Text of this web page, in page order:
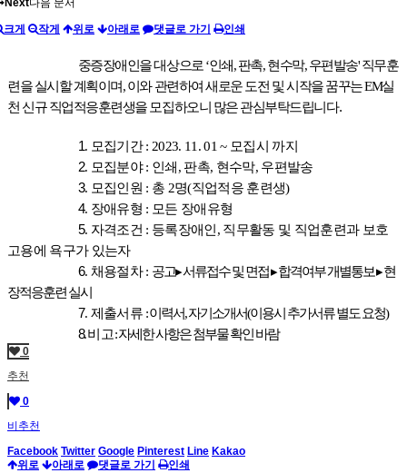
Next다음 문서
크게 작게 위로 아래로 댓글로 가기 인쇄
중증장애인을 대상으로 ‘인쇄,판촉,현수막,우편발송'직무훈
련을 실시할 계획이며,이와 관련하여 새로운 도전 및 시작을 꿈꾸는EM실
천 신규 직업적응훈련생을 모집하오니 많은 관심부탁드립니다.
1. 모집기간: 2023. 11. 01 ~ 모집시 까지
2. 모집분야: 인쇄 , 판촉, 현수막, 우편발송
3. 모집인원 : 총 2명(직업적응 훈련생)
4. 장애유형 : 모든 장애유형
5. 자격조건 : 등록장애인 , 직무활동 및 직업훈련과 보호
고용에 욕구가 있는자
6. 채용절차: 공고▸서류접수 및 면접▸합격여부 개별통보▸현
장적응훈련 실시
7. 제출서류 :이력서,자기소개서(이용시 추가서류 별도 요청)
8.비 고:자세한 사항은 첨부물 확인 바람
0
추천
0
비추천
Facebook Twitter Google Pinterest Line Kakao
위로
아래로 댓글로 가기 인쇄